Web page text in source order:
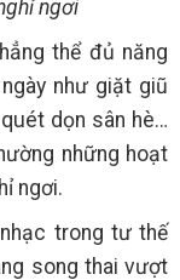
ngơi
thể đủ năng
như giặt giũ
dọn sân hè…
những hoạt
ngơi.
trong tư thế
song thai vượt